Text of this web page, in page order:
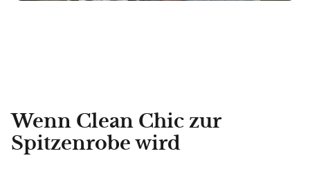
Wenn Clean Chic zur
Spitzenrobe wird